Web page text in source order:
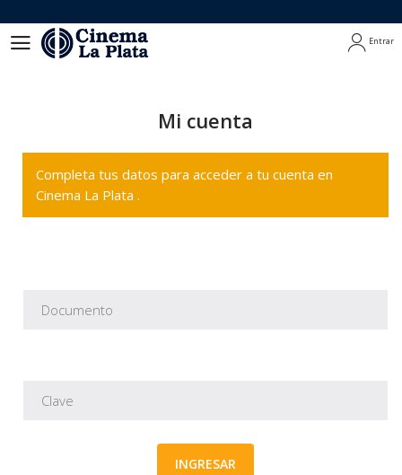
Entrar
Mi cuenta
Completa tus datos para acceder a tu cuenta en
Cinema La Plata .
INGRESAR